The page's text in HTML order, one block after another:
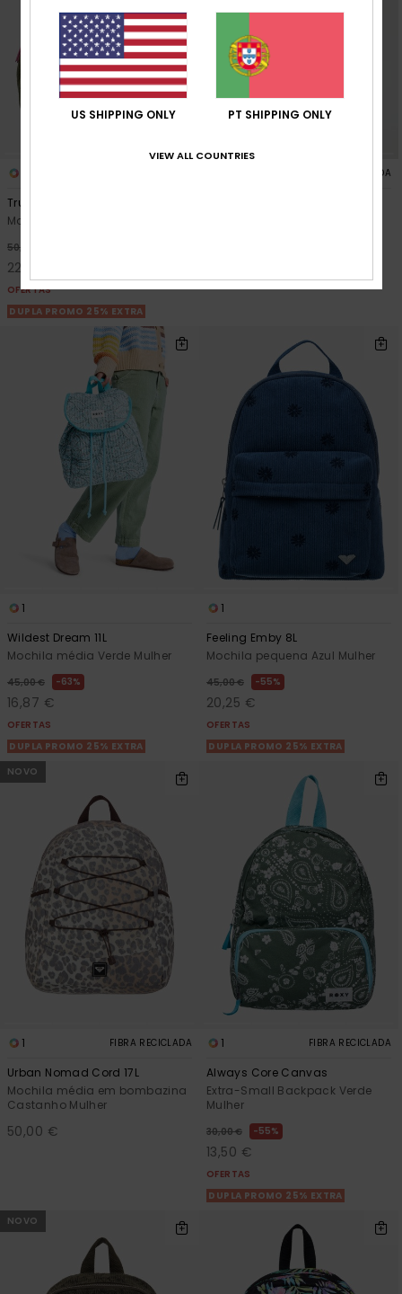
True Color 15L
Mochila média Verde Mulher
50,00 €
22,50 €
OFERTAS
DUPLA PROMO 25% EXTRA
FIBRA RECICLADA
1
Wildest Dream 11L
Mochila média Verde Mulher
45,00 € 63%
16,87 €
OFERTAS
DUPLA PROMO 25% EXTRA
1
Feeling Emby 8L
Mochila pequena Azul Mulher
45,00 € 55%
20,25 €
OFERTAS
DUPLA PROMO 25% EXTRA
NOVO
1 FIBRA RECICLADA
Urban Nomad Cord 17L
Mochila média em bombazina
Castanho Mulher
50,00 €
1 FIBRA RECICLADA
Always Core Canvas
Extra-Small Backpack Verde
Mulher
30,00 € 55%
13,50 €
OFERTAS
DUPLA PROMO 25% EXTRA
NOVO
US SHIPPING ONLY PT SHIPPING ONLY
VIEW ALL COUNTRIES